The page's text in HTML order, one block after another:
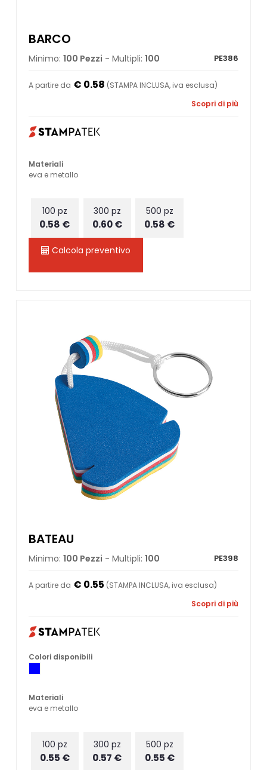
BARCO
Minimo: 100 Pezzi - Multipli: 100 PE386
A partire da € 0.58 (STAMPA INCLUSA, iva esclusa)
Scopri di più
Materiali
eva e metallo
100 pz
0.58 €
300 pz
0.60 €
500 pz
0.58 €
Calcola preventivo
BATEAU
Minimo: 100 Pezzi - Multipli: 100 PE398
A partire da € 0.55 (STAMPA INCLUSA, iva esclusa)
Scopri di più
Colori disponibili
Materiali
eva e metallo
100 pz
0.55 €
300 pz
0.57 €
500 pz
0.55 €